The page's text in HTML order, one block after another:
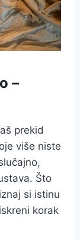
–
prekid
više niste
Što
si istinu
korak